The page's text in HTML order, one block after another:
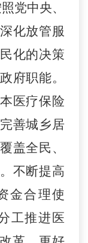
党中央、
化放管服
化的决策
府职能。
医疗保险
善城乡居
盖全民、
不断提高
金合理使
工推进医